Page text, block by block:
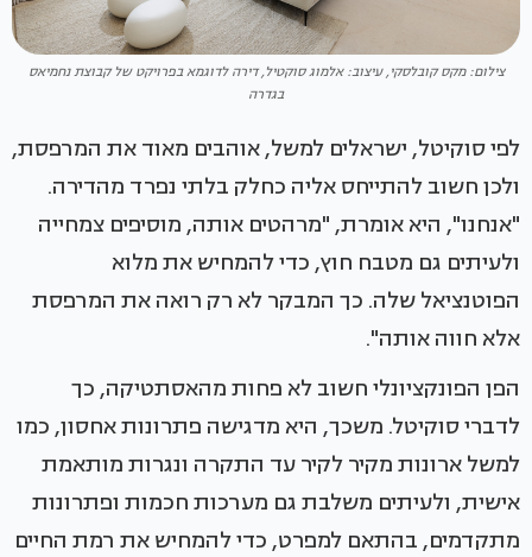
צילום: מקס קובלסקי, עיצוב: אלמוג סוקטיל, דירה לדוגמא בפרויקט של קבוצת נחמיאס
בגדרה
לפי סוקיטל, ישראלים למשל, אוהבים מאוד את המרפסת,
ולכן חשוב להתייחס אליה כחלק בלתי נפרד מהדירה.
"אנחנו", היא אומרת, "מרהטים אותה, מוסיפים צמחייה
ולעיתים גם מטבח חוץ, כדי להמחיש את מלוא
הפוטנציאל שלה. כך המבקר לא רק רואה את המרפסת
אלא חווה אותה".
הפן הפונקציונלי חשוב לא פחות מהאסתטיקה, כך
לדברי סוקיטל. משכך, היא מדגישה פתרונות אחסון, כמו
למשל ארונות מקיר לקיר עד התקרה ונגרות מותאמת
אישית, ולעיתים משלבת גם מערכות חכמות ופתרונות
מתקדמים, בהתאם למפרט, כדי להמחיש את רמת החיים